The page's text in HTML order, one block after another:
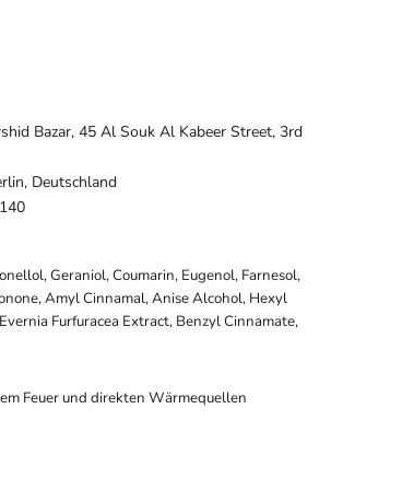
Bazar, 45 Al Souk Al Kabeer Street, 3rd
Deutschland
Geraniol, Coumarin, Eugenol, Farnesol,
Amyl Cinnamal, Anise Alcohol, Hexyl
Furfuracea Extract, Benzyl Cinnamate,
Feuer und direkten Wärmequellen